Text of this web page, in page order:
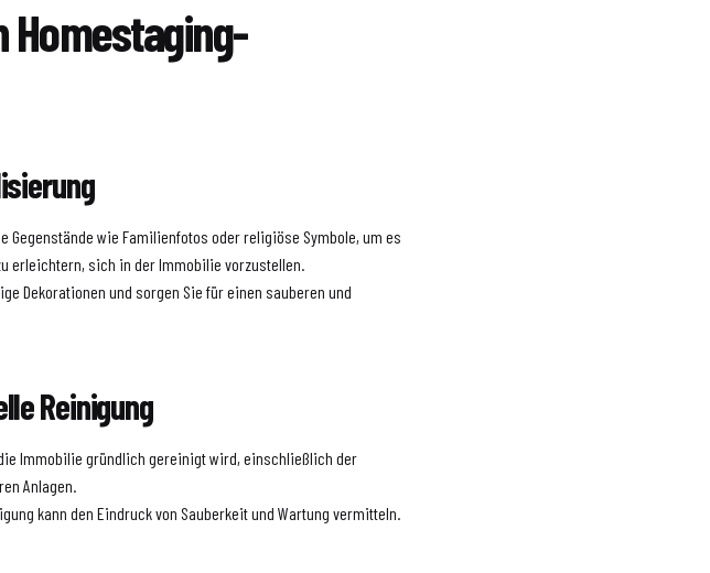
Homestaging-
Gegenstände wie Familienfotos oder religiöse Symbole, um es
erleichtern, sich in der Immobilie vorzustellen.
Dekorationen und sorgen Sie für einen sauberen und
Reinigung
Immobilie gründlich gereinigt wird, einschließlich der
Anlagen.
kann den Eindruck von Sauberkeit und Wartung vermitteln.